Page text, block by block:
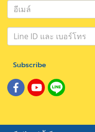
Subscribe